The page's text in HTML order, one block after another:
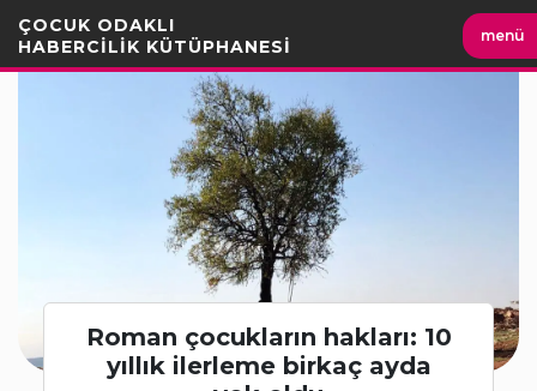
Geç
ÇOCUK ODAKLI
HABERCİLİK KÜTÜPHANESİ
menü
Roman çocukların hakları: 10
yıllık ilerleme birkaç ayda